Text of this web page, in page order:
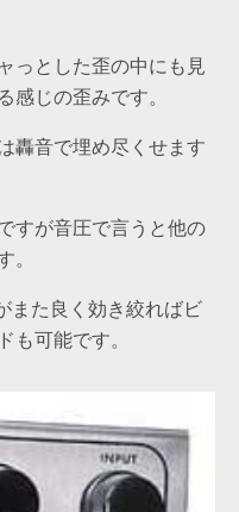
っとした歪の中にも見
感じの歪みです。
轟音で埋め尽くせます
すが音圧で言うと他の
また良く効き絞ればビ
も可能です。